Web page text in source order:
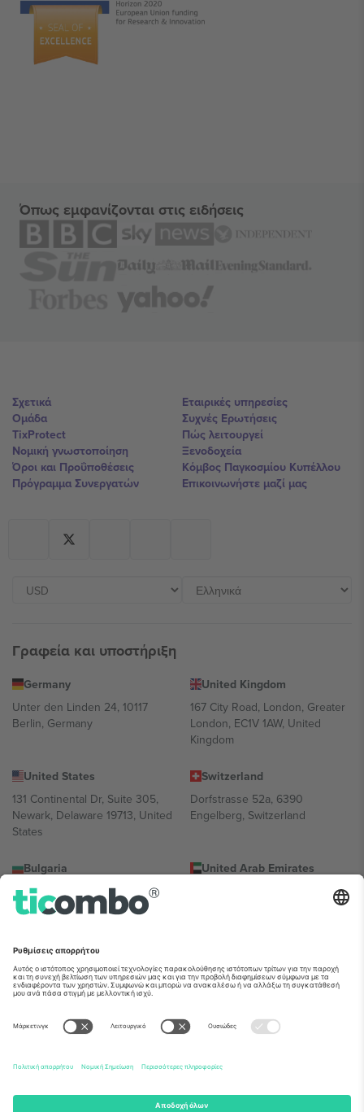
Όπως εμφανίζονται στις ειδήσεις
Σχετικά
Ομάδα
TixProtect
Νομική γνωστοποίηση
Όροι και Προΰποθέσεις
Πρόγραμμα Συνεργατών
Εταιρικές υπηρεσίες
Συχνές Ερωτήσεις
Πώς λειτουργεί
Ξενοδοχεία
Κόμβος Παγκοσμίου Κυπέλλου
Επικοινωνήστε μαζί μας
Γραφεία και υποστήριξη
Germany
Unter den Linden 24, 10117
Berlin, Germany
United Kingdom
167 City Road, London, Greater
London, EC1V 1AW, United
Kingdom
United States
131 Continental Dr, Suite 305,
Newark, Delaware 19713, United
States
Switzerland
Dorfstrasse 52a, 6390
Engelberg, Switzerland
Bulgaria
Regus Sofia City West, bul
Totleben 53-55, 1606 Sofia,
United Arab Emirates
UAE Dubai Silicon Oasis, DDP
Building A1, Office 302, Dubai,
Mexico
Av Chapultepec 360, Roma
Norte, Cuauhtémoc, 06700
Ciudad de México, CDMX,
Mexico
Η νομική οντότητα του παρόχου πλατφόρμας ενδέχεται να
τομέα. Για λεπτομέρειες ανατρέξτε στη σελίδα της συγκεκριμένης